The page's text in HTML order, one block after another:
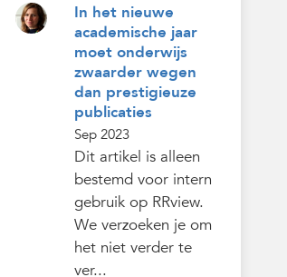
In het nieuwe
academische jaar
moet onderwijs
zwaarder wegen
dan prestigieuze
publicaties
Sep 2023
Dit artikel is alleen
bestemd voor intern
gebruik op RRview.
We verzoeken je om
het niet verder te
ver...